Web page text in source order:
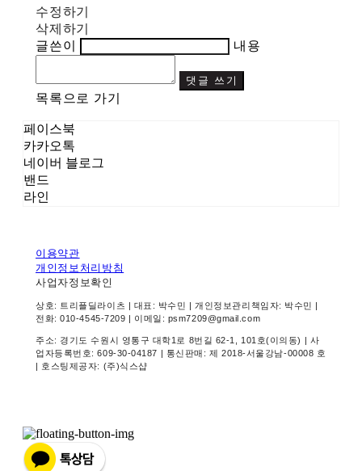
수정하기
삭제하기
글쓴이
내용
댓글 쓰기
목록으로 가기
페이스북
카카오톡
네이버 블로그
밴드
라인
이용약관
개인정보처리방침
사업자정보확인
상호: 트리플딜라이츠 | 대표: 박수민 | 개인정보관리책임자: 박수민 |
전화: 010-4545-7209 | 이메일: psm7209@gmail.com
주소: 경기도 수원시 영통구 대학1로 8번길 62-1, 101호(이의동) | 사
업자등록번호:609-30-04187 | 통신판매: 제 2018-서울강남-00008 호
| 호스팅제공자: (주)식스샵